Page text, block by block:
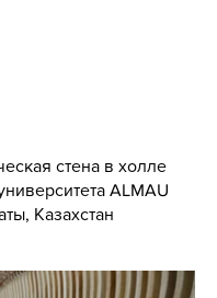
стена в холле
ALMAU
Казахстан